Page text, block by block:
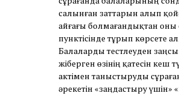
салынған заттарын алып
айғағы болмағандықтан оны
пунктісінде тұрып көрсете
Балаларды тестлеуден
жіберген өзінің қатесін кеш
актімен таныстыруды
әрекетін «заңдастыру үшін»